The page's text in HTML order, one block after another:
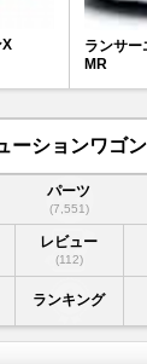
X
ランサー
MR
ーションワゴン
パーツ
(7,551)
レビュー
(112)
ランキング